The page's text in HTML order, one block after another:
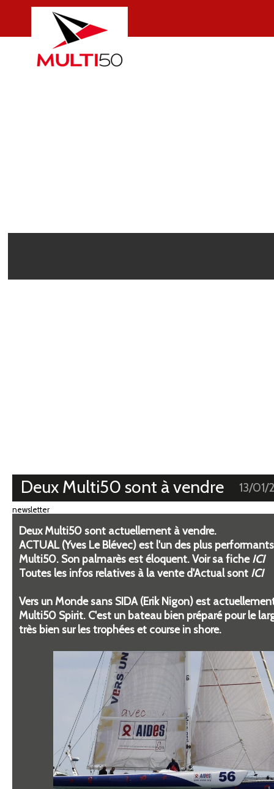
Deux Multi50 sont à vendre 13/01/
newsletter
Deux Multi50 sont actuellement à vendre.
ACTUAL (Yves Le Blévec) est l'un des plus
Multi50. Son palmarès est éloquent. Voir sa ficheICI
Toutes les infos relatives à la vente d'Actual sont ICI
Vers un Monde sans SIDA (Erik Nigon) est
Multi50 Spirit. C'est un bateau bien préparé pour le
très bien sur les trophées et course in shore.